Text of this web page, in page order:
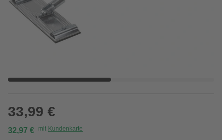
33,99 €
32,97 € mit Kundenkarte